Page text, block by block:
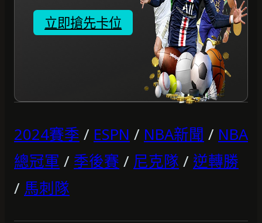
立即搶先卡位
2024賽季 / ESPN / NBA新聞 / NBA
總冠軍 / 季後賽 / 尼克隊 / 逆轉勝
/ 馬刺隊